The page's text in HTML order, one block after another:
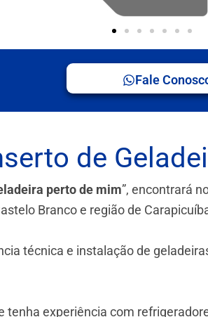
Fale
de
perto de mim”, encontrará
Branco e região de
técnica e instalação de
tenha experiência com